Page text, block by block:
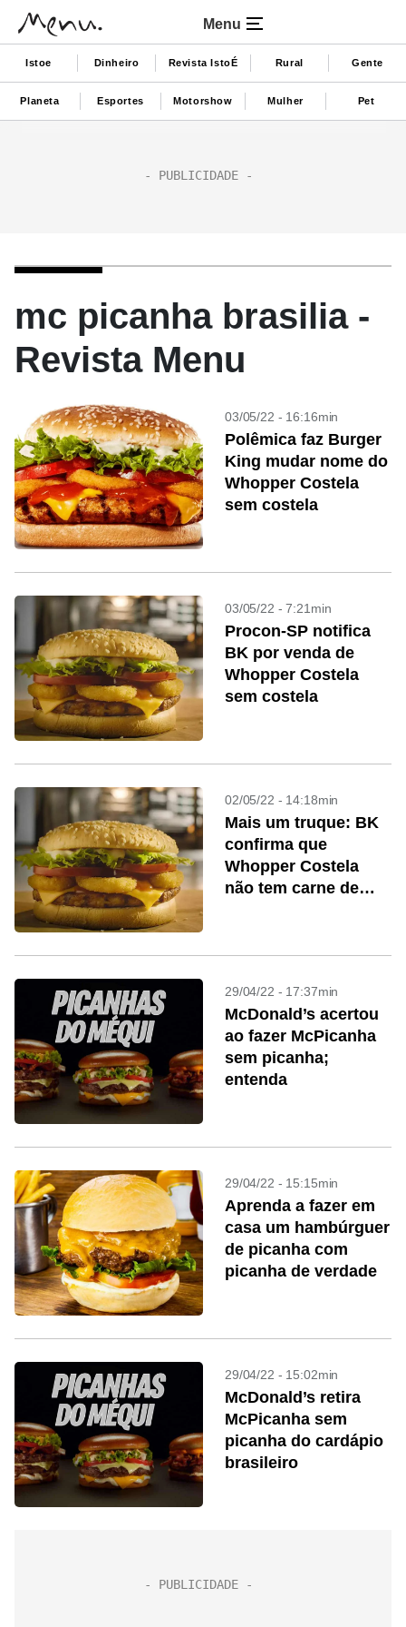
Menu
Istoe Dinheiro Revista IstoÉ Rural Gente
Planeta Esportes Motorshow Mulher Pet
mc picanha brasilia -
Revista Menu
03/05/22 - 16:16min
Polêmica faz Burger
King mudar nome do
Whopper Costela
sem costela
03/05/22 - 7:21min
Procon-SP notifica
BK por venda de
Whopper Costela
sem costela
02/05/22 - 14:18min
Mais um truque: BK
confirma que
Whopper Costela
não tem carne de
29/04/22 - 17:37min
McDonald’s acertou
ao fazer McPicanha
sem picanha;
entenda
29/04/22 - 15:15min
Aprenda a fazer em
casa um hambúrguer
de picanha com
picanha de verdade
29/04/22 - 15:02min
McDonald’s retira
McPicanha sem
picanha do cardápio
brasileiro